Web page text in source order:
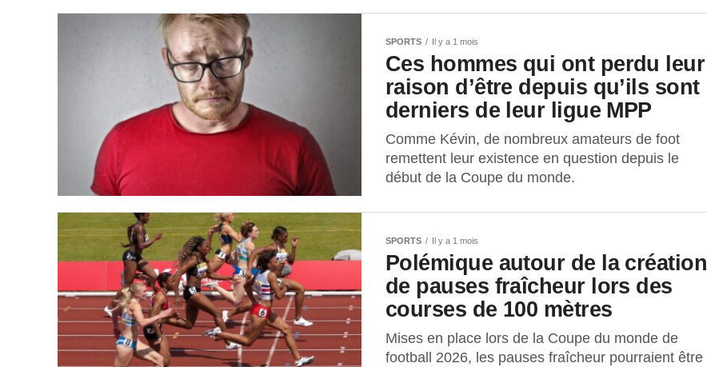
SPORTS Il y a 1 mois
Ces hommes qui ont perdu leur
raison d’être depuis qu’ils sont
derniers de leur ligue MPP
Comme Kévin, de nombreux amateurs de foot
remettent leur existence en question depuis le
début de la Coupe du monde.
SPORTS Il y a 1 mois
Polémique autour de la création
de pauses fraîcheur lors des
courses de 100 mètres
Mises en place lors de la Coupe du monde de
football 2026, les pauses fraîcheur pourraient être